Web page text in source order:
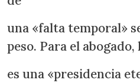
una «falta temporal»
peso. Para el
es una «presidencia